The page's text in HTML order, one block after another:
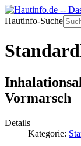
Hautinfo-Suche
Vormarsch
Details
Kategorie: